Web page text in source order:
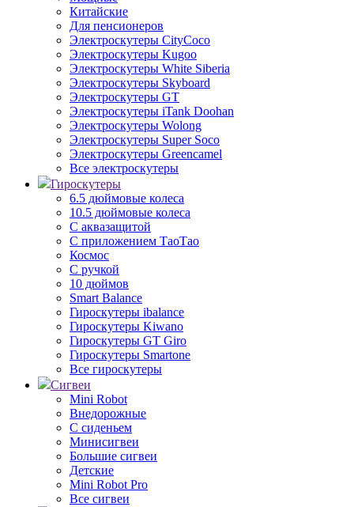
Китайские
Для пенсионеров
Электроскутеры CityCoco
Электроскутеры Kugoo
Электроскутеры White Siberia
Электроскутеры Skyboard
Электроскутеры GT
Электроскутеры iTank Doohan
Электроскутеры Wolong
Электроскутеры Super Soco
Электроскутеры Greencamel
Все электроскутеры
Гироскутеры
6.5 дюймовые колеса
10.5 дюймовые колеса
С аквазащитой
С приложением ТаоТао
Космос
С ручкой
10 дюймов
Smart Balance
Гироскутеры ibalance
Гироскутеры Kiwano
Гироскутеры GT Giro
Гироскутеры Smartone
Все гироскутеры
Сигвеи
Mini Robot
Внедорожные
С сиденьем
Минисигвеи
Большие сигвеи
Детские
Mini Robot Pro
Все сигвеи